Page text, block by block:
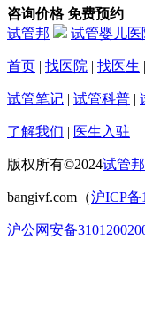
咨询价格 免费预约
试管邦
试管婴儿医
首页 | 找医院 | 找医生 |
试管笔记 | 试管科普 |
了解我们 | 医生入驻
版权所有©2024试管邦
bangivf.com（沪ICP备
沪公网安备